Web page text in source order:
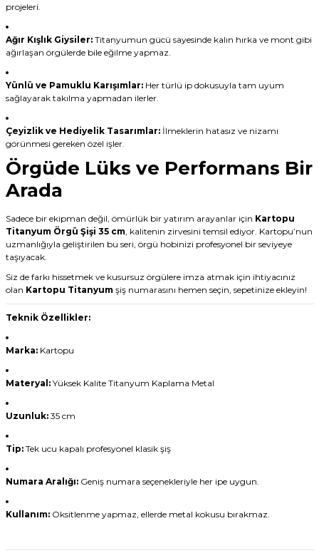
projeleri.
Ağır Kışlık Giysiler:Titanyumun gücü sayesinde kalın hırka ve mont gibi
ağırlaşan örgülerde bile eğilme yapmaz.
Yünlü ve Pamuklu Karışımlar:Her türlü ip dokusuyla tam uyum
sağlayarak takılma yapmadan ilerler.
Çeyizlik ve Hediyelik Tasarımlar:İlmeklerin hatasız ve nizamı
görünmesi gereken özel işler.
Örgüde Lüks ve Performans Bir
Arada
Sadece bir ekipman değil, ömürlük bir yatırım arayanlar için Kartopu
Titanyum Örgü Şişi 35 cm, kalitenin zirvesini temsil ediyor. Kartopu’nun
uzmanlığıyla geliştirilen bu seri, örgü hobinizi profesyonel bir seviyeye
taşıyacak.
Siz de farkı hissetmek ve kusursuz örgülere imza atmak için ihtiyacınız
olan Kartopu Titanyumşiş numarasını hemen seçin, sepetinize ekleyin!
Teknik Özellikler:
Marka:Kartopu
Materyal:Yüksek Kalite Titanyum Kaplama Metal
Uzunluk:35 cm
Tip:Tek ucu kapalı profesyonel klasik şiş
Numara Aralığı:Geniş numara seçenekleriyle her ipe uygun.
Kullanım:Oksitlenme yapmaz, ellerde metal kokusu bırakmaz.